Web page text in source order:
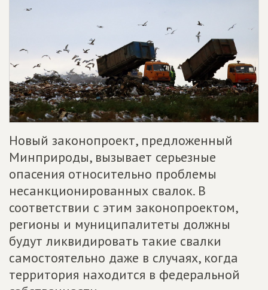
Новый законопроект, предложенный
Минприроды, вызывает серьезные
опасения относительно проблемы
несанкционированных свалок. В
соответствии с этим законопроектом,
регионы и муниципалитеты должны
будут ликвидировать такие свалки
самостоятельно даже в случаях, когда
территория находится в федеральной